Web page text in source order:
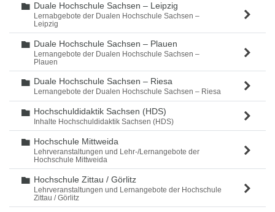
Ordner
Duale Hochschule Sachsen – Leipzig
Lernabgebote der Dualen Hochschule Sachsen –
Leipzig
Ordner
Duale Hochschule Sachsen – Plauen
Lernangebote der Dualen Hochschule Sachsen –
Plauen
Ordner
Duale Hochschule Sachsen – Riesa
Lernangebote der Dualen Hochschule Sachsen – Riesa
Ordner
Hochschuldidaktik Sachsen (HDS)
Inhalte Hochschuldidaktik Sachsen (HDS)
Ordner
Hochschule Mittweida
Lehrveranstaltungen und Lehr-/Lernangebote der
Hochschule Mittweida
Ordner
Hochschule Zittau / Görlitz
Lehrveranstaltungen und Lernangebote der Hochschule
Zittau / Görlitz